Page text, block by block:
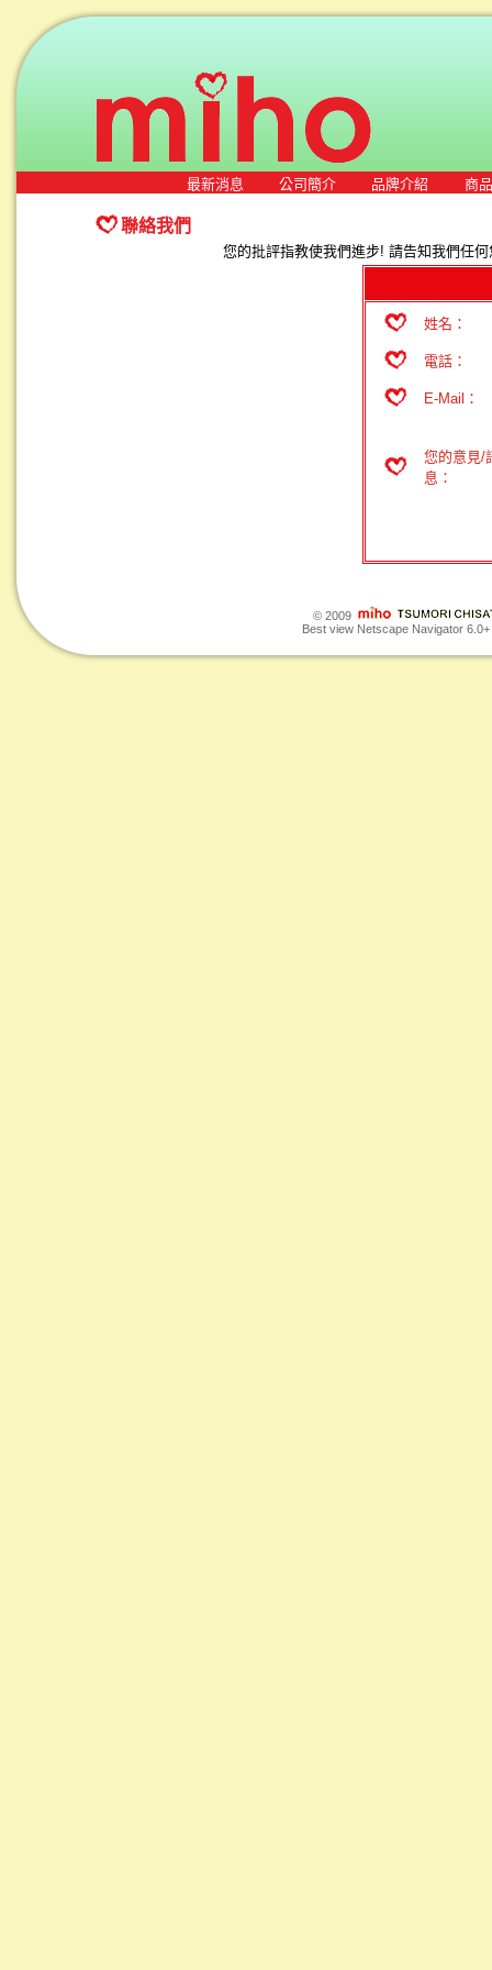
最新消息 公司簡介 品牌介紹 商
聯絡我們
您的批評指教使我們進步! 請告知我們任
姓名：
電話：
E-Mail：
您的意見/
息：
© 2009
Best view Netscape Navigator